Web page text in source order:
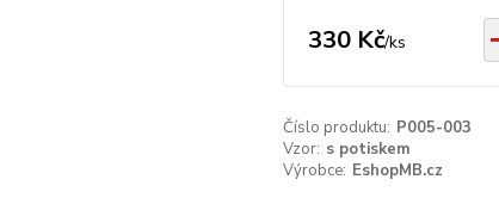
330 Kč/ks
Číslo produktu: P005-003
Vzor: s potiskem
Výrobce: EshopMB.cz